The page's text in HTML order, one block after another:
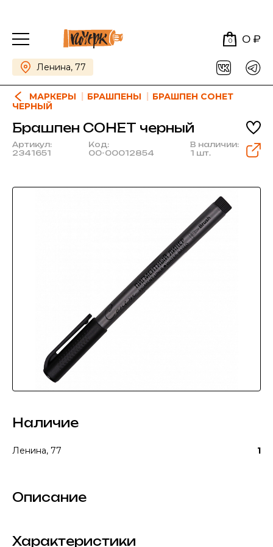
0 0 ₽
Ленина, 77
МАРКЕРЫ БРАШПЕНЫ
БРАШПЕН СОНЕТ
ЧЕРНЫЙ
Брашпен СОНЕТ черный
Артикул:
2341651
Код:
00-00012854
В наличии:
1 шт.
Наличие
Ленина, 77 1
Описание
Характеристики